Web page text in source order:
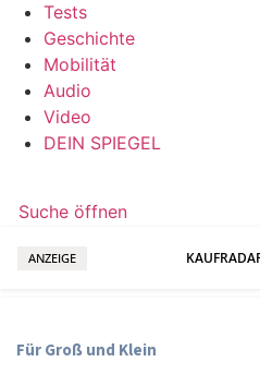
Tests
Geschichte
Mobilität
Audio
Video
DEIN SPIEGEL
Suche öffnen
ANZEIGE
Für Groß und Klein